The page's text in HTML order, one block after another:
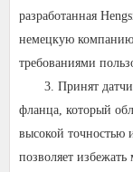
разработанная
немецкую компанию
требованиями
3. Принят
фланца, который
высокой точностью
позволяет